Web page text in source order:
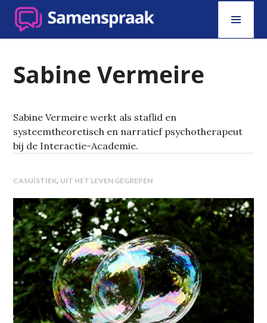
Skip
content
SAMENSPRAAK
Sabine Vermeire
Sabine Vermeire werkt als staflid en
systeemtheoretisch en narratief psychotherapeut
bij de Interactie-Academie.
CASUÏSTIEK, UIT HET LEVEN GEGREPEN